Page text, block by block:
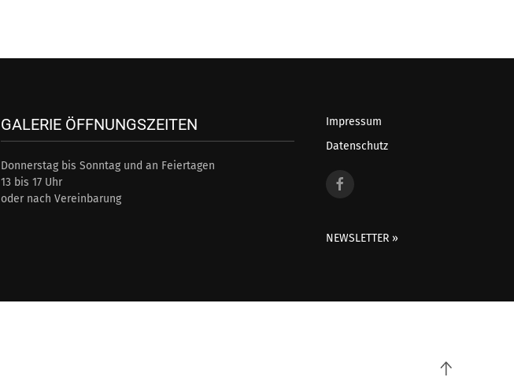
GALERIE ÖFFNUNGSZEITEN
Donnerstag bis Sonntag und an Feiertagen
13 bis 17 Uhr
oder nach Vereinbarung
Impressum
Datenschutz
NEWSLETTER »